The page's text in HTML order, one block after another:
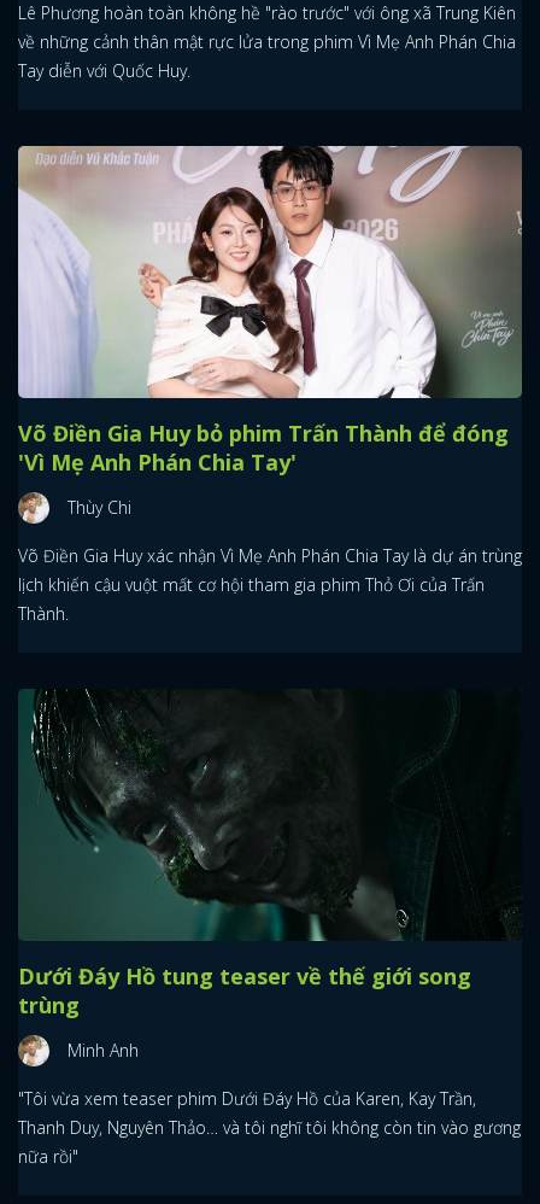
Lê Phương hoàn toàn không hề "rào trước" với ông xã Trung Kiên
về những cảnh thân mật rực lửa trong phim Vì Mẹ Anh Phán Chia
Tay diễn với Quốc Huy.
Võ Điền Gia Huy bỏ phim Trấn Thành để đóng
'Vì Mẹ Anh Phán Chia Tay'
Thùy Chi
Võ Điền Gia Huy xác nhận Vì Mẹ Anh Phán Chia Tay là dự án trùng
lịch khiến cậu vuột mất cơ hội tham gia phim Thỏ Ơi của Trấn
Thành.
Dưới Đáy Hồ tung teaser về thế giới song
trùng
Minh Anh
"Tôi vừa xem teaser phim Dưới Đáy Hồ của Karen, Kay Trần,
Thanh Duy, Nguyên Thảo… và tôi nghĩ tôi không còn tin vào gương
nữa rồi"